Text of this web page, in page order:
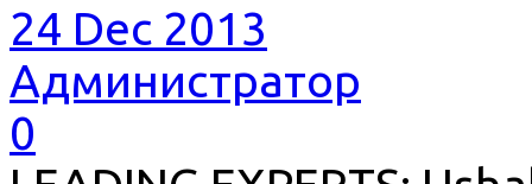
24 Dec 2013
Администратор
0